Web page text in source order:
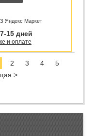
Яндекс Маркет
7-15 дней
и оплате
2 3 4
5
>